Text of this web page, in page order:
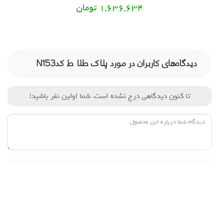
1,636,634 تومان
دیدگاه‌های کاربران در مورد پلاک طلا ط کدN153
تا کنون دیدگاهی درج نشده است. شما اولین نفر باشید!